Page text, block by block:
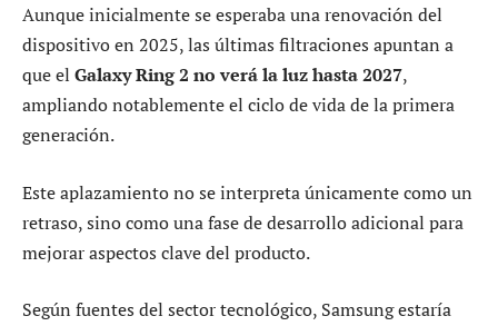
Aunque inicialmente se esperaba una renovación del
dispositivo en 2025, las últimas filtraciones apuntan a
que el Galaxy Ring 2 no verá la luz hasta 2027,
ampliando notablemente el ciclo de vida de la primera
generación.
Este aplazamiento no se interpreta únicamente como un
retraso, sino como una fase de desarrollo adicional para
mejorar aspectos clave del producto.
Según fuentes del sector tecnológico, Samsung estaría